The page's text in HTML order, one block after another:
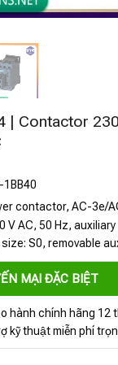
| Contactor
1BB40
contactor, AC-3e/
V AC, 50 Hz,
S0, removable
MẠI ĐẶC BIỆT
hành chính hãng 12
kỹ thuật miễn phí